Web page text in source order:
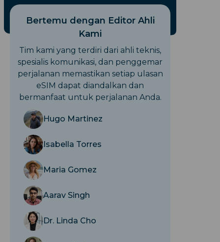
Bertemu dengan Editor Ahli
Kami
Tim kami yang terdiri dari ahli teknis,
spesialis komunikasi, dan penggemar
perjalanan memastikan setiap ulasan
eSIM dapat diandalkan dan
bermanfaat untuk perjalanan Anda.
Hugo Martinez
Isabella Torres
Maria Gomez
Aarav Singh
Dr. Linda Cho